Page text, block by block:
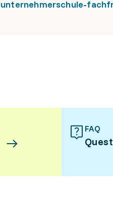
FAQ